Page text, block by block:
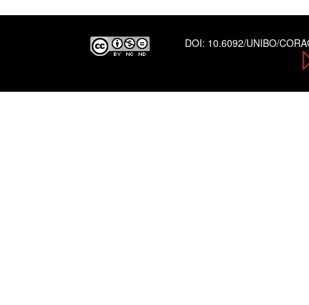
DOI: 10.6092/UNIBO/